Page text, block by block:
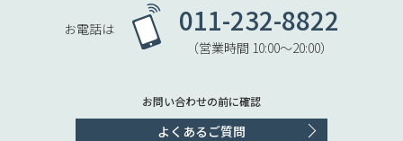
お電話は 011-232-8822
（営業時間 10:00〜20:00）
お問い合わせの前に確認
よくあるご質問